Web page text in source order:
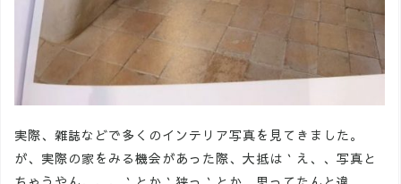
実際、雑誌などで多くのインテリア写真を見てきました。
が、実際の家をみる機会があった際、大抵は｀え、、写真と